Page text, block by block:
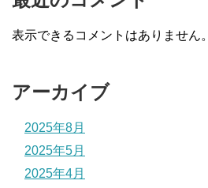
表示できるコメントはありません。
アーカイブ
2025年8月
2025年5月
2025年4月